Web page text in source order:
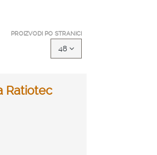
PROIZVODI PO STRANICI
48
Ratiotec